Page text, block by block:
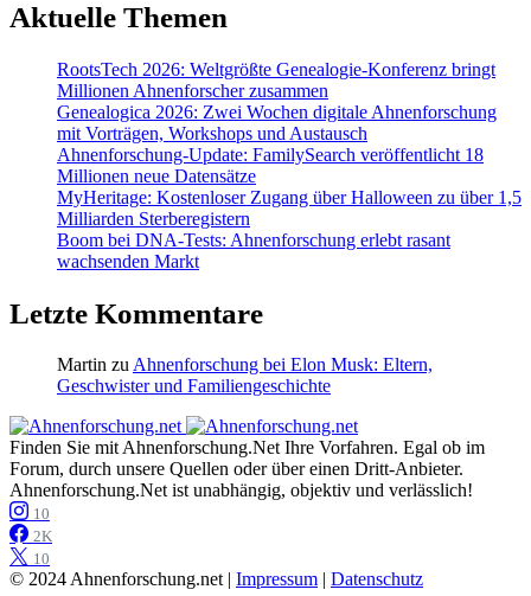
Aktuelle Themen
RootsTech 2026: Weltgrößte Genealogie-Konferenz bringt
Millionen Ahnenforscher zusammen
Genealogica 2026: Zwei Wochen digitale Ahnenforschung
mit Vorträgen, Workshops und Austausch
Ahnenforschung-Update: FamilySearch veröffentlicht 18
Millionen neue Datensätze
MyHeritage: Kostenloser Zugang über Halloween zu über 1,5
Milliarden Sterberegistern
Boom bei DNA-Tests: Ahnenforschung erlebt rasant
wachsenden Markt
Letzte Kommentare
Martin zuAhnenforschung bei Elon Musk: Eltern,
Geschwister und Familiengeschichte
Finden Sie mit Ahnenforschung.Net Ihre Vorfahren. Egal ob im
Forum, durch unsere Quellen oder über einen Dritt-Anbieter.
Ahnenforschung.Net ist unabhängig, objektiv und verlässlich!
10
2K
10
© 2024 Ahnenforschung.net | Impressum Datenschutz